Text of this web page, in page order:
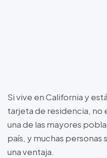
Si vive en California y
tarjeta de residencia, no
una de las mayores
país, y muchas personas
una ventaja.